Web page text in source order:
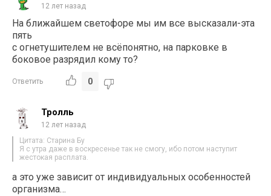
12 лет назад
На ближайшем светофоре мы им все высказали-эта
пять
с огнетушителем не всёпонятно, на парковке в
боковое разрядил кому то?
Ответить 0
Тролль
12 лет назад
Цитата: Старина Бу
Я с утра даже в воскресенье так не смогу, ибо потом наступит
жестокая расплата.
а это уже зависит от индивидуальных особенностей
организма…